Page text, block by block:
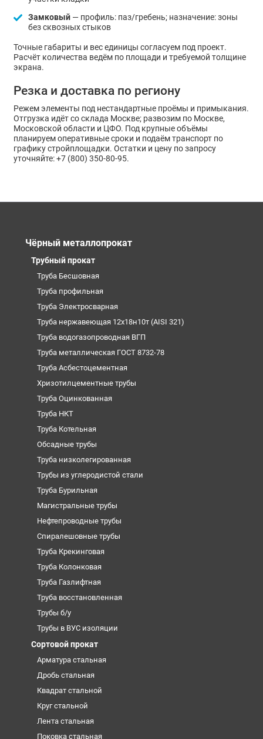
Замковый— профиль: паз/гребень; назначение: зоны
без сквозных стыков
Точные габариты и вес единицы согласуем под проект.
Расчёт количества ведём по площади и требуемой толщине
экрана.
Резка и доставка по региону
Режем элементы под нестандартные проёмы и примыкания.
Отгрузка идёт со склада Москве; развозим по Москве,
Московской области и ЦФО. Под крупные объёмы
планируем оперативные сроки и подаём транспорт по
графику стройплощадки. Остатки и цену по запросу
уточняйте: +7 (800) 350-80-95.
Чёрный металлопрокат
Трубный прокат
Труба Бесшовная
Труба профильная
Труба Электросварная
Труба нержавеющая 12х18н10т (AISI 321)
Труба водогазопроводная ВГП
Труба металлическая ГОСТ 8732-78
Труба Асбестоцементная
Хризотилцементные трубы
Труба Оцинкованная
Труба НКТ
Труба Котельная
Обсадные трубы
Труба низколегированная
Трубы из углеродистой стали
Труба Бурильная
Магистральные трубы
Нефтепроводные трубы
Спиралешовные трубы
Труба Крекинговая
Труба Колонковая
Труба Газлифтная
Труба восстановленная
Трубы б/у
Трубы в ВУС изоляции
Сортовой прокат
Арматура стальная
Дробь стальная
Квадрат стальной
Круг стальной
Лента стальная
Поковка стальная